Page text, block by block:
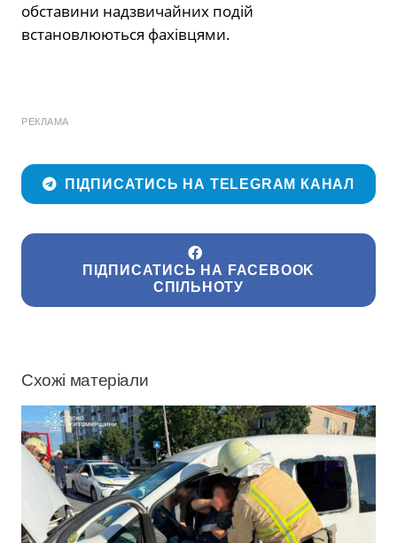
обставини надзвичайних подій
встановлюються фахівцями.
РЕКЛАМА
ПІДПИСАТИСЬ НА TELEGRAM КАНАЛ
ПІДПИСАТИСЬ НА FACEBOOK
СПІЛЬНОТУ
Схожі матеріали